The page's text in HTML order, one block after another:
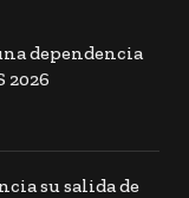
dependencia
2026
su salida de